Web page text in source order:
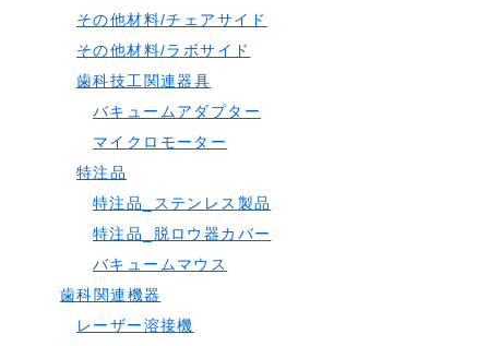
その他材料/チェアサイド
その他材料/ラボサイド
歯科技工関連器具
バキュームアダプター
マイクロモーター
特注品
特注品_ステンレス製品
特注品_脱ロウ器カバー
バキュームマウス
歯科関連機器
レーザー溶接機